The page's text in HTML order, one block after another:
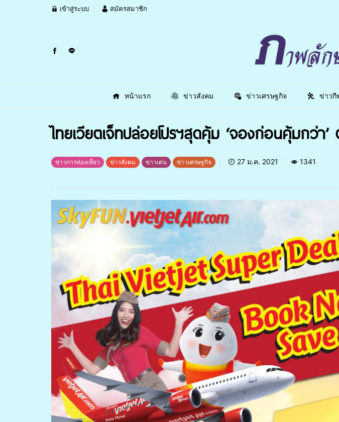
เข้าสู่ระบบ สมัครสมาชิก
หน้าแรก ข่าวสังคม ข่าวเศรษฐกิจ ข่าวกี
ไทยเวียตเจ็ทปล่อยโปรฯสุดคุ้ม ‘จองก่อนคุ้มกว่า
ข่าวการท่องเที่ยว ข่าวสังคม ข่าวเด่น ข่าวเศรษฐกิจ 27 ม.ค. 2021 1341